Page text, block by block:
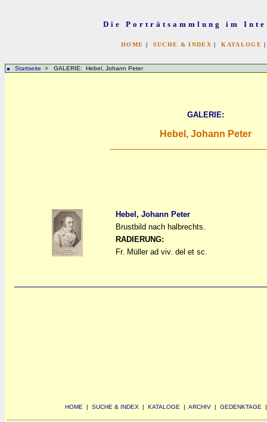
Die Porträtsammlung im
HOME | SUCHE & INDEX |KATALOGE
Startseite > GALERIE: Hebel, Johann Peter
GALERIE:
Hebel, Johann Peter
Hebel, Johann Peter
Brustbild nach halbrechts.
RADIERUNG:
Fr. Müller ad viv. del et sc.
HOME | SUCHE & INDEX | KATALOGE | ARCHIV | GEDENKTAGE